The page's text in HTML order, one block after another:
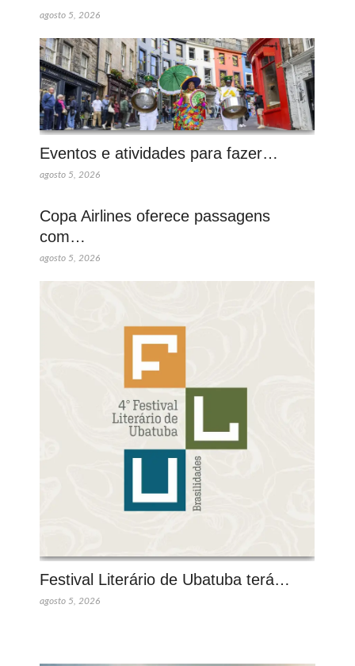
agosto 5, 2026
Eventos e atividades para fazer…
agosto 5, 2026
Copa Airlines oferece passagens
com…
agosto 5, 2026
Festival Literário de Ubatuba terá…
agosto 5, 2026